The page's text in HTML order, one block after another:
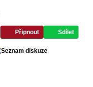
Připnout Sdílet